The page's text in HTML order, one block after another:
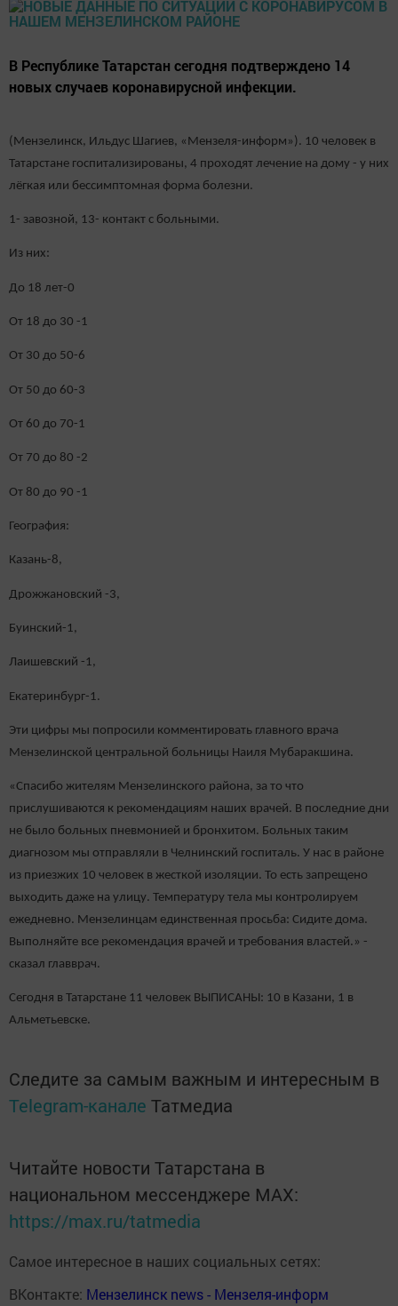
В Республике Татарстан сегодня подтверждено 14
новых случаев коронавирусной инфекции.
(Мензелинск, Ильдус Шагиев, «Мензеля-информ»). 10 человек в
Татарстане госпитализированы, 4 проходят лечение на дому - у них
лёгкая или бессимптомная форма болезни.
1- завозной, 13- контакт с больными.
Из них:
До 18 лет-0
От 18 до 30 -1
От 30 до 50-6
От 50 до 60-3
От 60 до 70-1
От 70 до 80 -2
От 80 до 90 -1
География:
Казань-8,
Дрожжановский -3,
Буинский-1,
Лаишевский -1,
Екатеринбург-1.
Эти цифры мы попросили комментировать главного врача
Мензелинской центральной больницы Наиля Мубаракшина.
«Спасибо жителям Мензелинского района, за то что
прислушиваются к рекомендациям наших врачей. В последние дни
не было больных пневмонией и бронхитом. Больных таким
диагнозом мы отправляли в Челнинский госпиталь. У нас в районе
из приезжих 10 человек в жесткой изоляции. То есть запрещено
выходить даже на улицу. Температуру тела мы контролируем
ежедневно. Мензелинцам единственная просьба: Сидите дома.
Выполняйте все рекомендация врачей и требования властей.» -
сказал главврач.
Сегодня в Татарстане 11 человек ВЫПИСАНЫ: 10 в Казани, 1 в
Альметьевске.
Следите за самым важным и интересным в
Telegram-канале Татмедиа
Читайте новости Татарстана в
национальном мессенджере MАХ:
https://max.ru/tatmedia
Самое интересное в наших социальных сетях:
ВКонтакте: Мензелинск news - Мензеля-информ